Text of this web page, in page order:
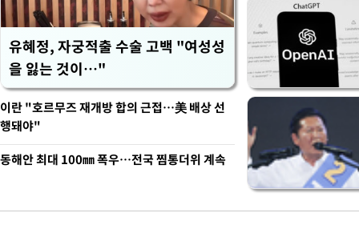
유혜정, 자궁적출 수술 고백 "여성성
을 잃는 것이…"
이란 "호르무즈 재개방 합의 근접…美 배상 선
행돼야"
동해안 최대 100㎜ 폭우…전국 찜통더위 계속